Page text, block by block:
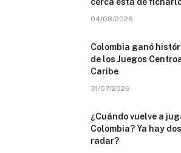
cerca está de
04/08/2026
Colombia ganó
de los Juegos
Caribe
31/07/2026
¿Cuándo vuelve a
Colombia? Ya hay
radar?